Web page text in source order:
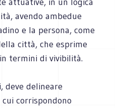
avendo ambedue
e la persona, come
città, che esprime
termini di vivibilità.
deve delineare
corrispondono